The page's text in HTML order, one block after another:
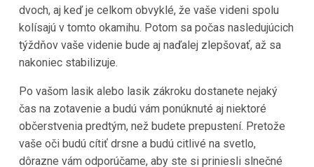
dvoch, aj keď je celkom obvyklé, že vaše videni spolu
kolísajú v tomto okamihu. Potom sa počas nasledujúcich
týždňov vaše videnie bude aj naďalej zlepšovať, až sa
nakoniec stabilizuje.
Po vašom lasik alebo lasik zákroku dostanete nejaký
čas na zotavenie a budú vám ponúknuté aj niektoré
občerstvenia predtým, než budete prepustení. Pretože
vaše oči budú cítiť drsne a budú citlivé na svetlo,
dôrazne vám odporúčame, aby ste si priniesli slnečné